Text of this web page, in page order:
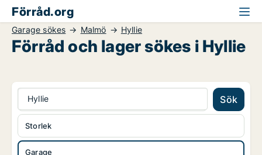
Förråd.org
Garage sökes Malmö Hyllie
Förråd och lager sökes i Hyllie
Hyllie Sök
Garage
Storlek